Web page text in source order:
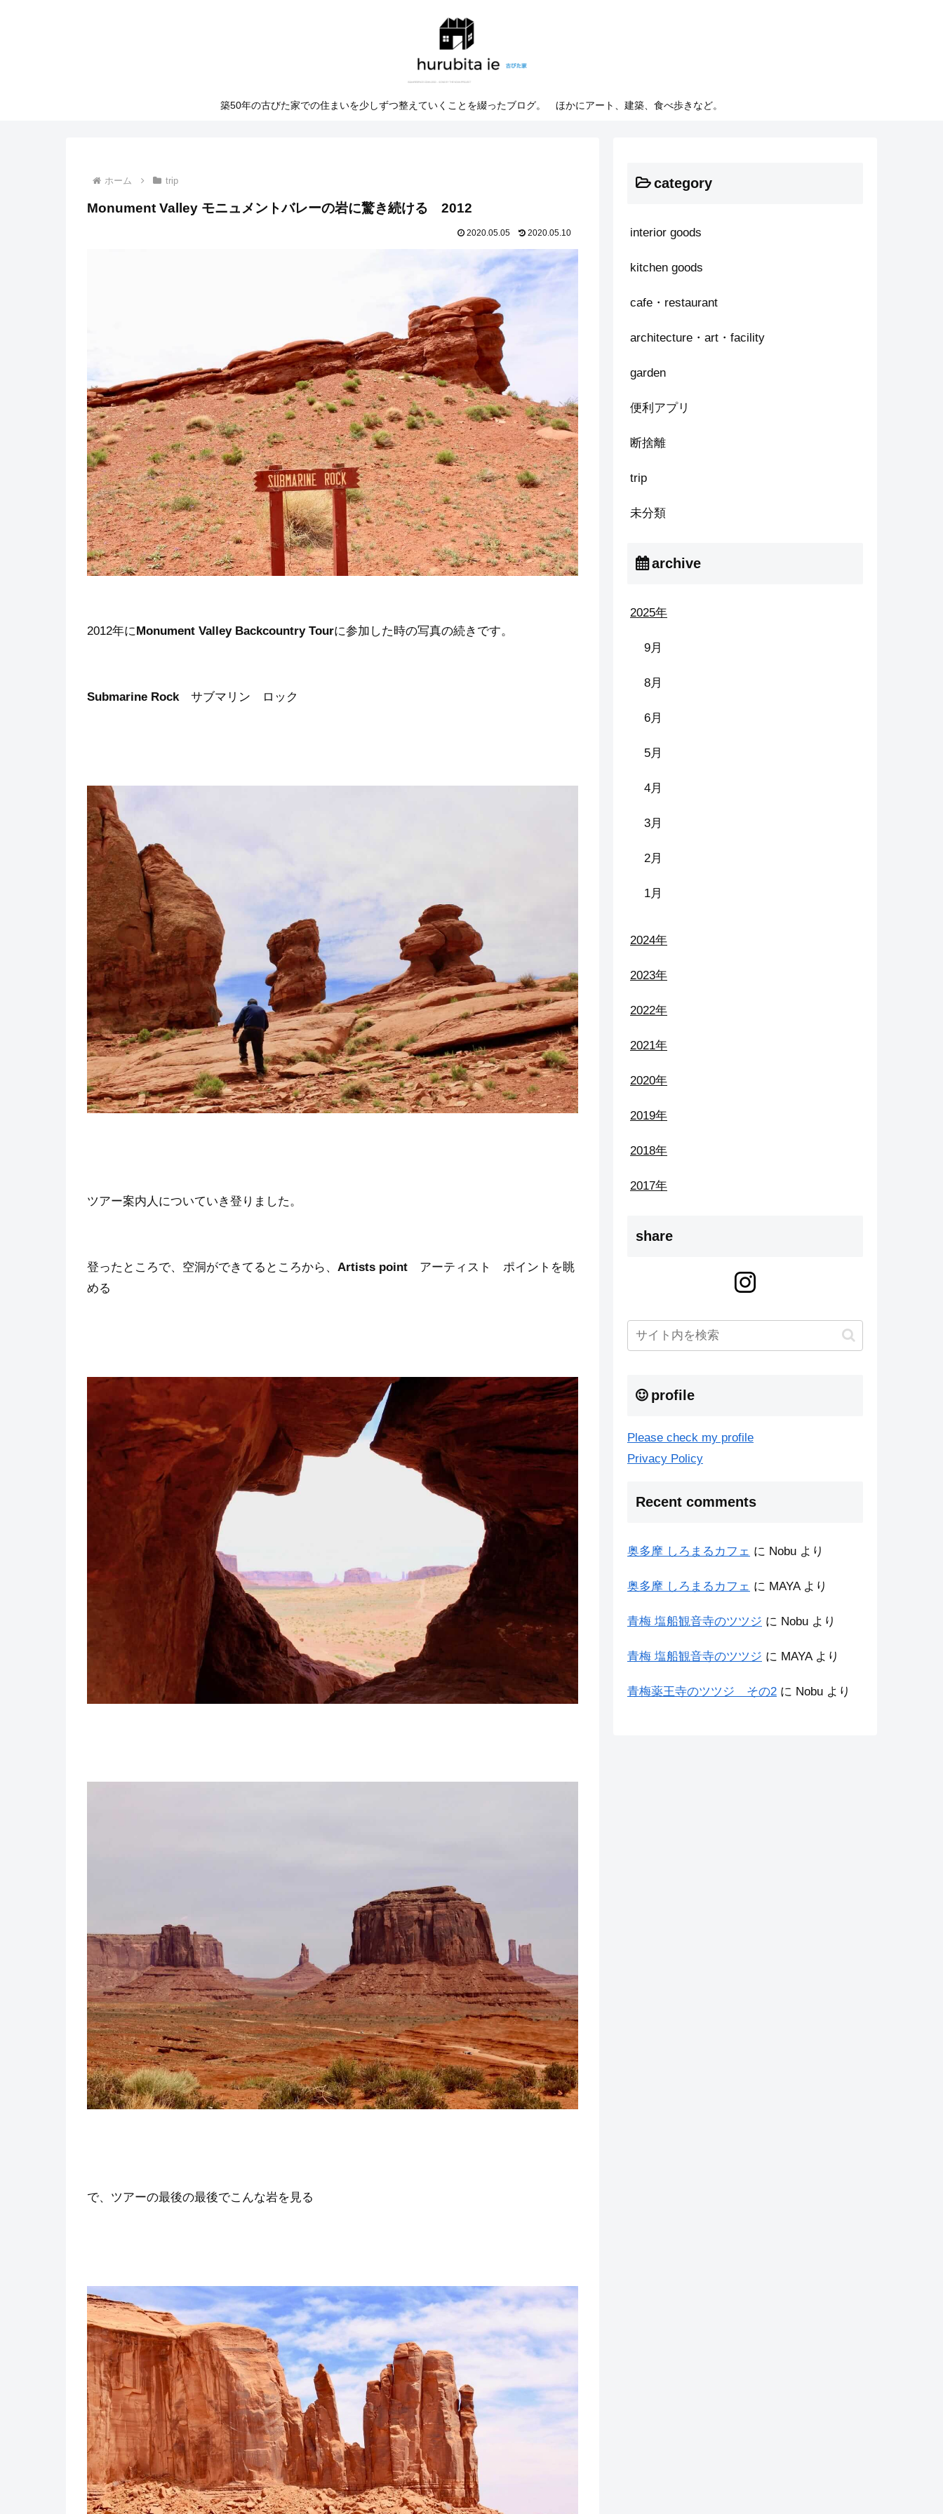
築50年の古びた家での住まいを少しずつ整えていくことを綴ったブログ。 ほかにアート、建築、食べ歩きなど。
ホーム trip
Monument Valley モニュメントバレーの岩に驚き続ける 2012
2020.05.05 2020.05.10
2012年に Monument Valley Backcountry Tourに参加した時の写真の続きです。
Submarine Rockサブマリン ロック
ツアー案内人についていき登りました。
登ったところで、空洞ができてるところから、 Artists point アーティスト ポイントを眺
める
で、ツアーの最後の最後でこんな岩を見る
category
interior goods
kitchen goods
cafe・restaurant
architecture・art・facility
garden
便利アプリ
断捨離
trip
未分類
archive
2025年
9月
8月
6月
5月
4月
3月
2月
1月
2024年
2023年
2022年
2021年
2020年
2019年
2018年
2017年
share
profile
Please check my profile
Privacy Policy
Recent comments
奥多摩 しろまるカフェ に Nobu より
奥多摩 しろまるカフェ に MAYAより
青梅 塩船観音寺のツツジ に Nobu より
青梅 塩船観音寺のツツジ に MAYAより
青梅薬王寺のツツジ その2 に Nobu より